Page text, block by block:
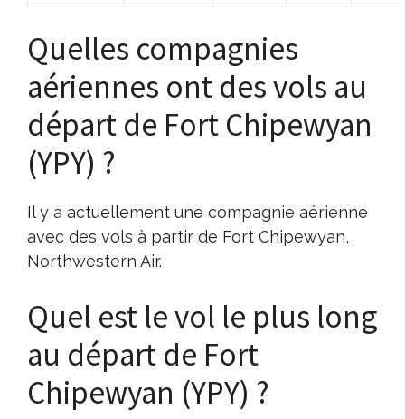
Quelles compagnies
aériennes ont des vols au
départ de Fort Chipewyan
(YPY) ?
Il y a actuellement une compagnie aérienne
avec des vols à partir de Fort Chipewyan,
Northwestern Air.
Quel est le vol le plus long
au départ de Fort
Chipewyan (YPY) ?